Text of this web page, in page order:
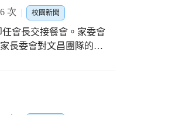
化等因素，導致基金會
衷延續，並符合公益用
全數回饋社會，造福鄉
改善校園環境設備及活
董事多人到場，鄭董親
次 校園新聞
會長交接餐會。家委會
長委會對文昌團隊的支
隊，對學校的耕耘付